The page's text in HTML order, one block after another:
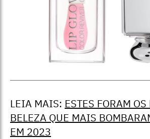
LEIA MAIS: ESTES FORAM
BELEZA QUE MAIS
EM 2023